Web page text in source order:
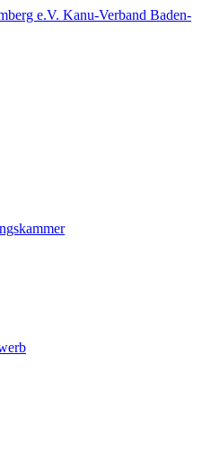
Kanu-Verband Baden-